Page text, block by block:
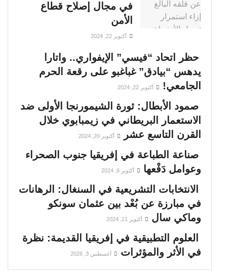
في مجال إصلاح قطاع
الأمن
أكتوبر 22, 2024
حظر اتحاد “فيسي” الإيفواري.. واتارا
يدهس “بيادق” غباغبو على رقعة الحرم
الجامعي!
أكتوبر 22, 2024
صمود الأبطال: ثورة الشيمورنجا الأولى ضد
الاستعمار البريطاني في زيمبابوي خلال
القرن التاسع عشر
أكتوبر 20, 2024
صناعة الطباعة في إفريقيا جنوب الصحراء
وعوامل دَفْعها
أكتوبر 6, 2024
الانتخابات التشريعية في السنغال: الرهانات
في مبارزة عن بُعْد بين عثمان سونكو
وماكي سال
أكتوبر 21, 2024
العلوم التطبيقية في إفريقيا القديمة: نظرة
في الأثر والمؤثرات
أغسطس 3, 2026